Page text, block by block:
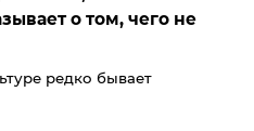
о том, чего не
редко бывает